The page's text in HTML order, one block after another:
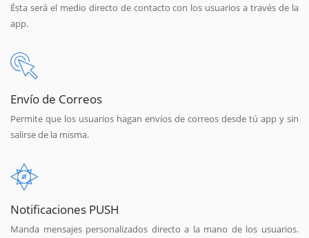
Ésta será el medio directo de contacto con los usuarios a través de la
app.
Envío de Correos
Permite que los usuarios hagan envíos de correos desde tú app y sin
salirse de la misma.
Notificaciones PUSH
Manda mensajes personalizados directo a la mano de los usuarios.